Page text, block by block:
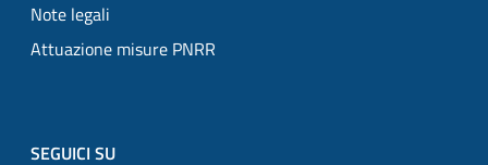
Note legali
Attuazione misure PNRR
SEGUICI SU